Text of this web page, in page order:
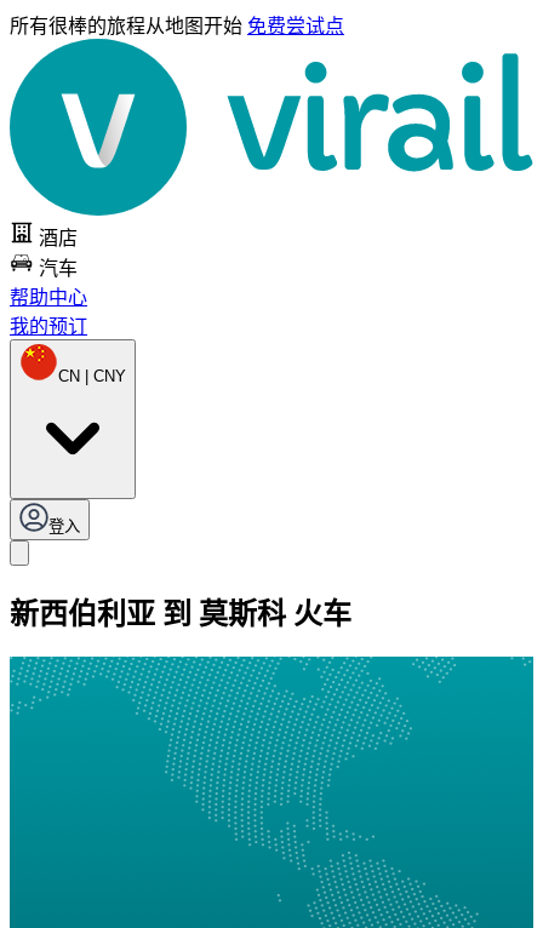
所有很棒的旅程从地图开始 免费尝试点
酒店
汽车
帮助中心
我的预订
CN | CNY
登入
新西伯利亚 到 莫斯科 火车